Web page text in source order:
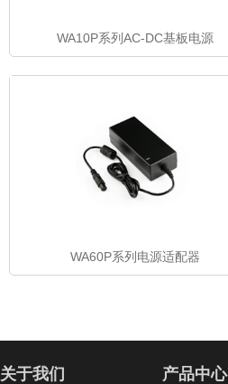
WA10P系列AC-DC基板电源
WA60P系列电源适配器
关于我们 产品中心